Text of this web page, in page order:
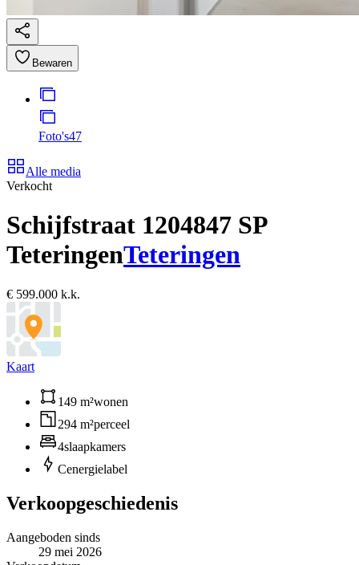
Bewaren
Foto's47
Alle media
Verkocht
Schijfstraat 1204847 SP
TeteringenTeteringen
€ 599.000 k.k.
Kaart
149 m²wonen
294 m²perceel
4slaapkamers
Cenergielabel
Verkoopgeschiedenis
Aangeboden sinds
29 mei 2026